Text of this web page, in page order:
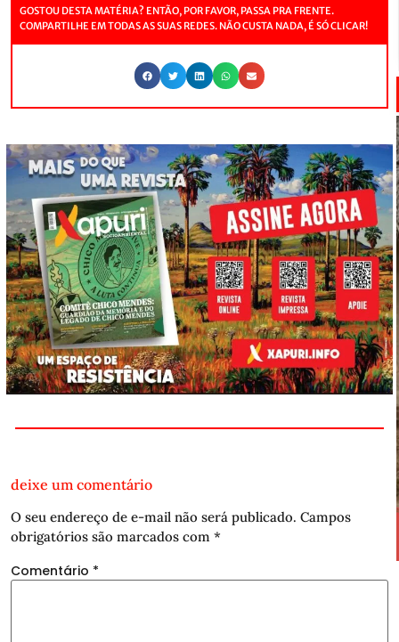
GOSTOU DESTA MATÉRIA? ENTÃO, POR FAVOR, PASSA PRA FRENTE.
COMPARTILHE EM TODAS AS SUAS REDES. NÃO CUSTA NADA, É SÓ CLICAR!
deixe um comentário
O seu endereço de e-mail não será publicado. Campos
obrigatórios são marcados com *
Comentário *